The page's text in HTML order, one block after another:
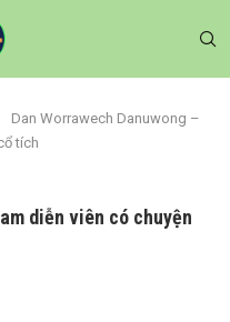
Dan Worrawech Danuwong –
tích
diễn viên có chuyện